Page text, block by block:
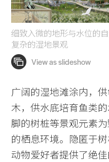
细致入微的地形与水位的
复杂的湿地景观
广阔的湿地滩涂内，
木，供水底培育鱼类
脚的树桩等景观元素
的栖息环境。隐匿于
动物爱好者提供了绝